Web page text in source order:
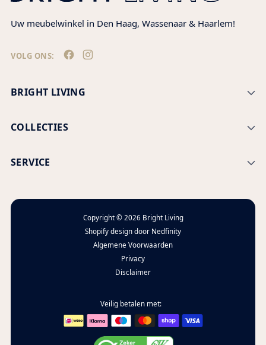
Uw meubelwinkel in Den Haag, Wassenaar & Haarlem!
VOLG ONS:
BRIGHT LIVING
COLLECTIES
SERVICE
Copyright © 2026 Bright Living
Shopify design door Nedfinity
Algemene Voorwaarden
Privacy
Disclaimer
Veilig betalen met: